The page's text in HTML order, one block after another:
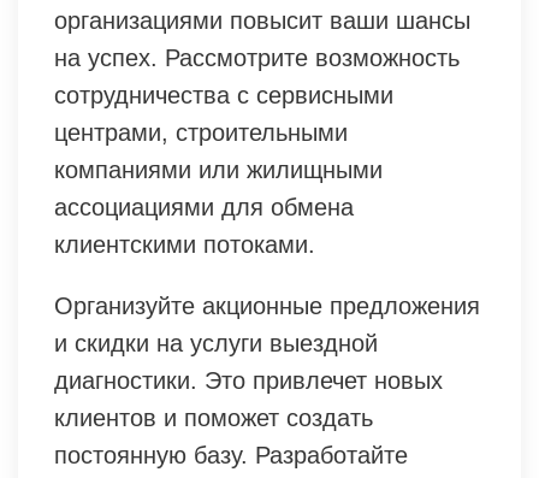
организациями повысит ваши шансы
на успех. Рассмотрите возможность
сотрудничества с сервисными
центрами, строительными
компаниями или жилищными
ассоциациями для обмена
клиентскими потоками.
Организуйте акционные предложения
и скидки на услуги выездной
диагностики. Это привлечет новых
клиентов и поможет создать
постоянную базу. Разработайте